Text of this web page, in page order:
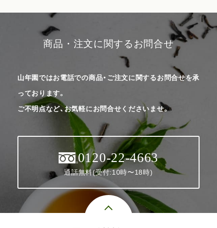
商品・注文に関するお問合せ
山年園ではお電話での商品・ご注文に関するお問合せを承
っております。
ご不明点など、お気軽にお問合せくださいませ。
0120-22-4663
通話無料(受付:10時〜18時)